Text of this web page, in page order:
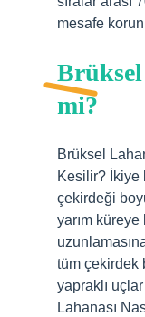
mesafe
mi?
Brüksel
Kesilir? İkiye
çekirdeği
yarım
tüm çekirdek
yapraklı uçlar
Lahanası